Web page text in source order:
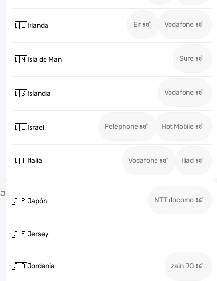
🇮🇪Irlanda Eir Vodafone
🇮🇲Isla de Man Sure
🇮🇸Islandia Vodafone
🇮🇱Israel Pelephone Hot Mobile
🇮🇹Italia Vodafone Iliad
J
🇯🇵Japón NTT docomo
🇯🇪Jersey
🇯🇴Jordania zain JO